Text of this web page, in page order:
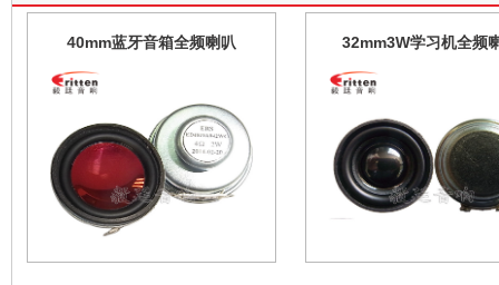
40mm蓝牙音箱全频喇叭 32mm3W学习机全频